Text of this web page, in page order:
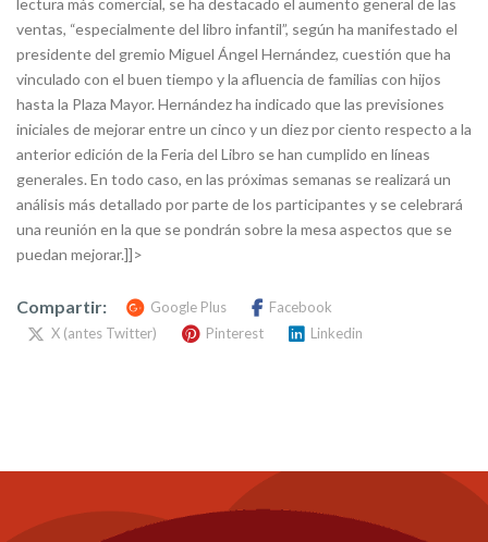
lectura más comercial, se ha destacado el aumento general de las
ventas, “especialmente del libro infantil”, según ha manifestado el
presidente del gremio Miguel Ángel Hernández, cuestión que ha
vinculado con el buen tiempo y la afluencia de familias con hijos
hasta la Plaza Mayor. Hernández ha indicado que las previsiones
iniciales de mejorar entre un cinco y un diez por ciento respecto a la
anterior edición de la Feria del Libro se han cumplido en líneas
generales. En todo caso, en las próximas semanas se realizará un
análisis más detallado por parte de los participantes y se celebrará
una reunión en la que se pondrán sobre la mesa aspectos que se
puedan mejorar.]]>
Compartir: Google Plus
Facebook
X (antes Twitter)
Pinterest Linkedin